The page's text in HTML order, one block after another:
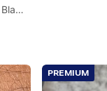
Tag Heuer Leonardo Quartz Black
PREMIUM